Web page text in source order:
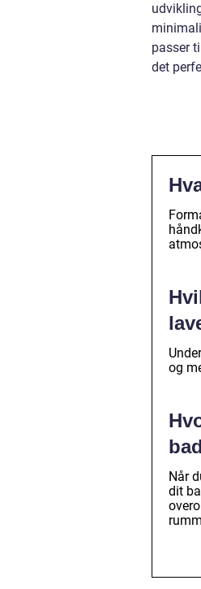
passer
det
og
Når
dit